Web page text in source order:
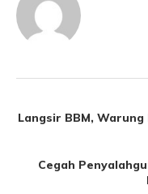
Langsir BBM,
Cegah